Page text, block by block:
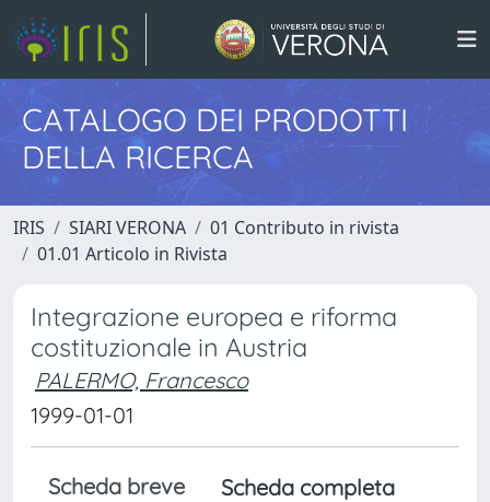
CATALOGO DEI PRODOTTI
DELLA RICERCA
IRIS SIARI VERONA
01 Contributo in rivista
01.01 Articolo in Rivista
Integrazione europea e riforma
costituzionale in Austria
PALERMO, Francesco
1999-01-01
Scheda breve
Scheda completa